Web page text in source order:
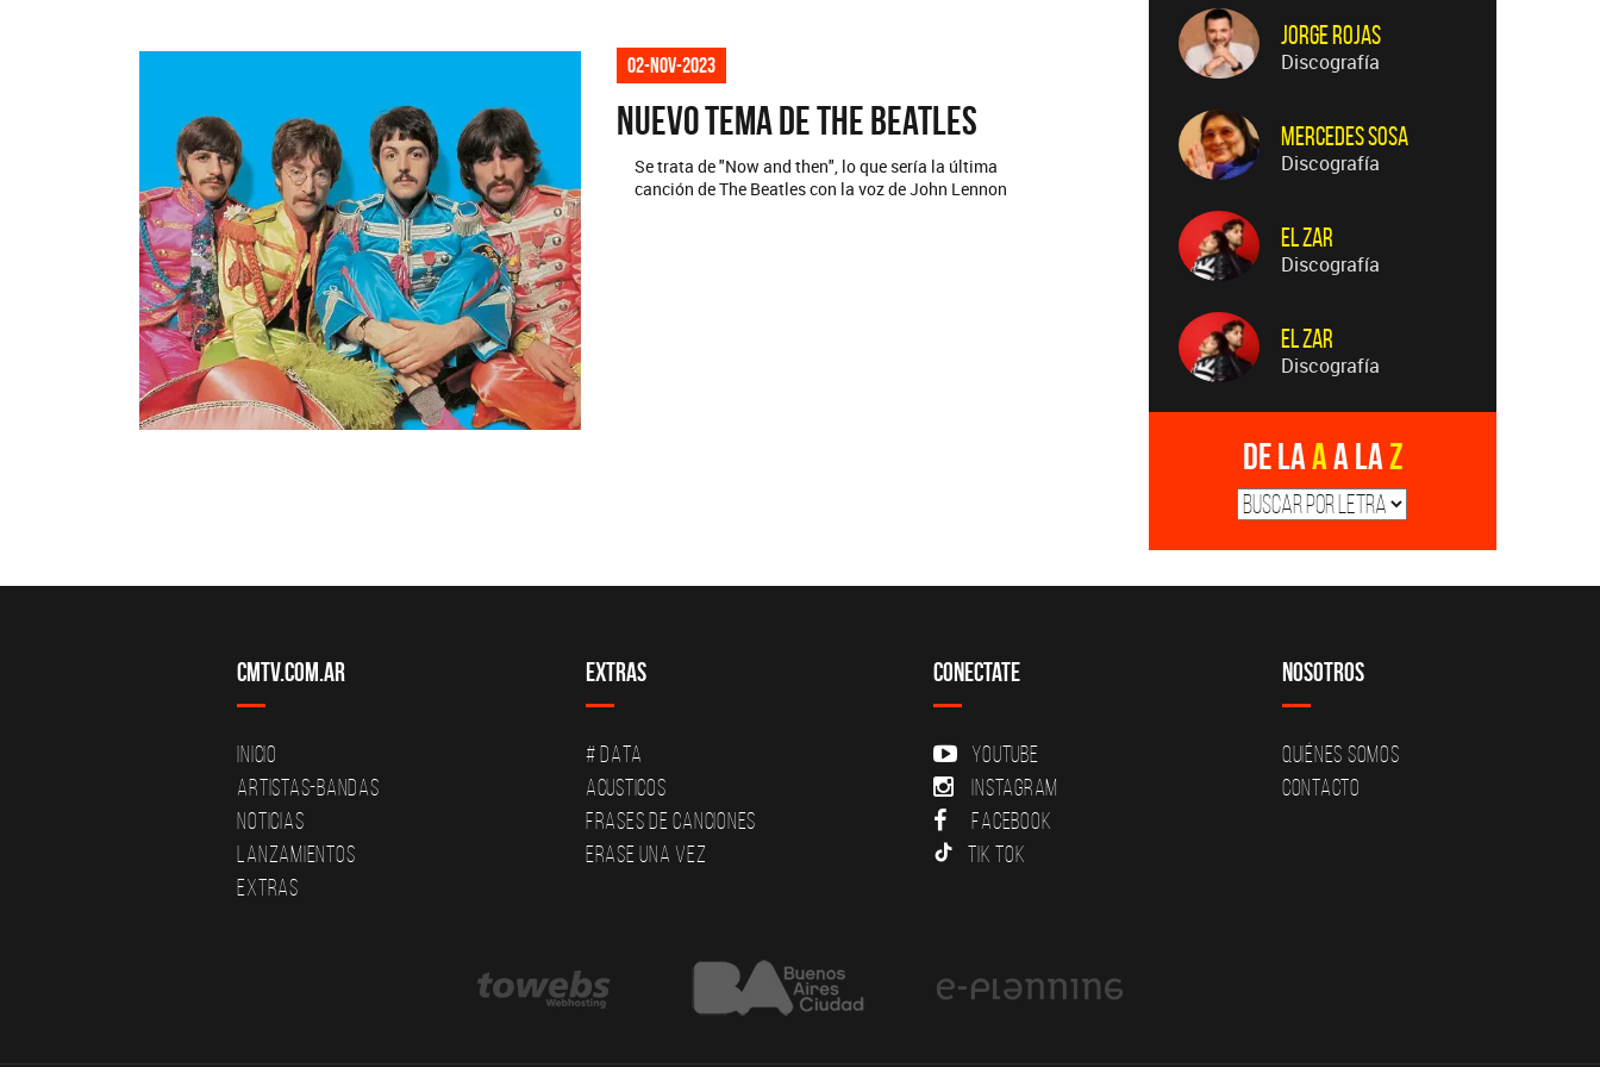
02-nov-2023
Nuevo tema de The Beatles
Se trata de "Now and then", lo que sería la última
canción de The Beatles con la voz de John Lennon
Jorge Rojas
Discografía
Mercedes Sosa
Discografía
El Zar
Discografía
El Zar
Discografía
De laAa laZ
CMTV.com.ar
Inicio
Artistas-Bandas
Noticias
Lanzamientos
Extras
Extras
# DATA
Acusticos
Frases de canciones
Erase una vez
Conectate
YouTube
Instagram
Facebook
Tik Tok
Nosotros
Quiénes Somos
Contacto